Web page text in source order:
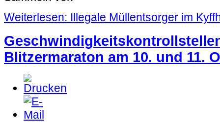
Weiterlesen: Illegale Müllentsorger im
Blitzermaraton am 10. und 11.